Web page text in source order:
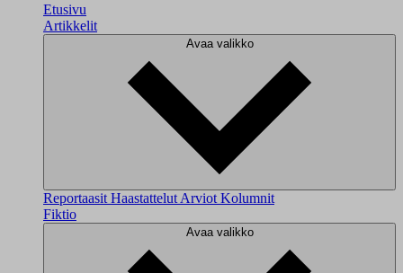
Etusivu
Artikkelit
Avaa valikko
Reportaasit Haastattelut Arviot Kolumnit
Fiktio
Avaa valikko